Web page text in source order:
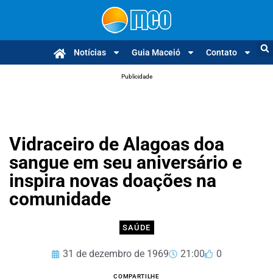
Notícias Guia Maceió Contato
Publicidade
Vidraceiro de Alagoas doa
sangue em seu aniversário e
inspira novas doações na
comunidade
SAÚDE
31 de dezembro de 1969 21:00 0
COMPARTILHE